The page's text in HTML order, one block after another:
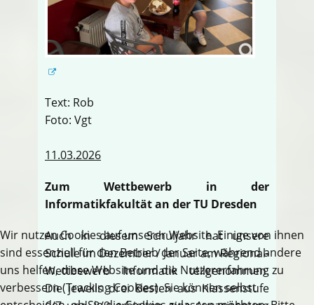
Text: Rob
Foto: Vgt
11.03.2026
Zum Wettbewerb in der
Informatikfakultät an der TU Dresden
Auch in diesem Schuljahr hat unsere
Schule im Dezember / Januar am Regional-
Wettbewerb Informatik teilgenommen.
Die jeweils drei Besten aus Klassenstufe
Wir nutzen Cookies auf unserer Website. Einige von ihnen
sind essenziell für den Betrieb der Seite, während andere
uns helfen, diese Website und die Nutzererfahrung zu
verbessern (Tracking Cookies). Sie können selbst